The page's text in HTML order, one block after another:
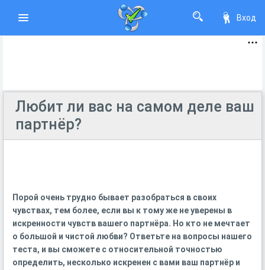
Вход
Любит ли вас на самом деле ваш
партнёр?
Порой очень трудно бывает разобраться в своих
чувствах, тем более, если вы к тому же не уверены в
искренности чувств вашего партнёра. Но кто не мечтает
о большой и чистой любви? Ответьте на вопросы нашего
теста, и вы сможете с относительной точностью
определить, несколько искренен с вами ваш партнёр и